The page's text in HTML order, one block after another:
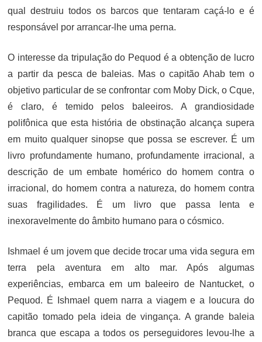
qual destruiu todos os barcos que tentaram caçá-lo e é
responsável por arrancar-lhe uma perna.
O interesse da tripulação do Pequod é a obtenção de lucro
a partir da pesca de baleias. Mas o capitão Ahab tem o
objetivo particular de se confrontar com Moby Dick, o Cque,
é claro, é temido pelos baleeiros. A grandiosidade
polifônica que esta história de obstinação alcança supera
em muito qualquer sinopse que possa se escrever. É um
livro profundamente humano, profundamente irracional, a
descrição de um embate homérico do homem contra o
irracional, do homem contra a natureza, do homem contra
suas fragilidades. É um livro que passa lenta e
inexoravelmente do âmbito humano para o cósmico.
Ishmael é um jovem que decide trocar uma vida segura em
terra pela aventura em alto mar. Após algumas
experiências, embarca em um baleeiro de Nantucket, o
Pequod. É Ishmael quem narra a viagem e a loucura do
capitão tomado pela ideia de vingança. A grande baleia
branca que escapa a todos os perseguidores levou-lhe a